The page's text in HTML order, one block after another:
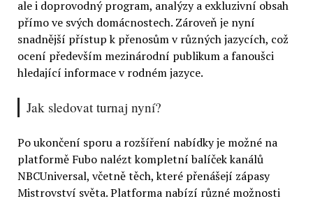
ale i doprovodný program, analýzy a exkluzivní obsah
přímo ve svých domácnostech. Zároveň je nyní
snadnější přístup k přenosům v různých jazycích, což
ocení především mezinárodní publikum a fanoušci
hledající informace v rodném jazyce.
Jak sledovat turnaj nyní?
Po ukončení sporu a rozšíření nabídky je možné na
platformě Fubo nalézt kompletní balíček kanálů
NBCUniversal, včetně těch, které přenášejí zápasy
Mistrovství světa. Platforma nabízí různé možnosti